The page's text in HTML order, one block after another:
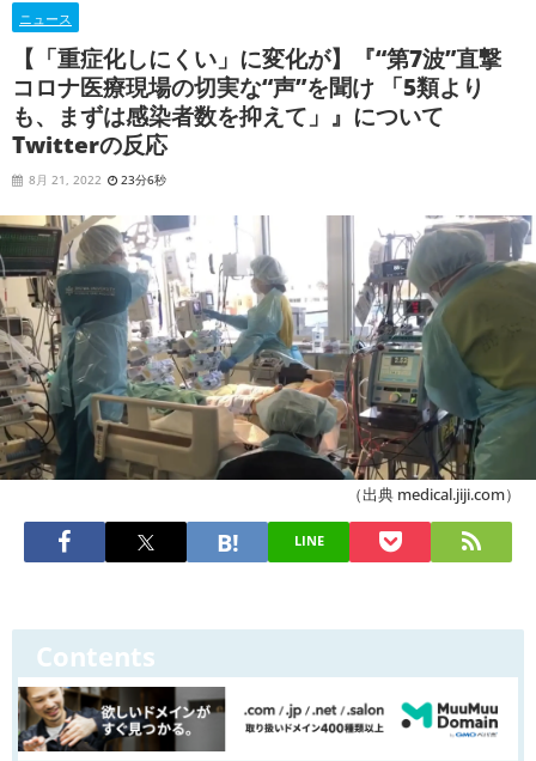
ニュース
【「重症化しにくい」に変化が】『“第7波”直撃
コロナ医療現場の切実な“声”を聞け 「5類より
も、まずは感染者数を抑えて」』について
Twitterの反応
8月 21, 2022 23分6秒
（出典 medical.jiji.com）
LINE
Contents